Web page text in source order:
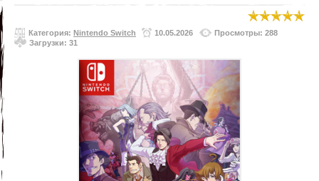
Категория: Nintendo Switch 10.05.2026
Просмотры: 288
Загрузки: 31